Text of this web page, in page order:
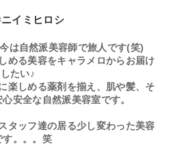
イミヒロシ
は自然派美容師で旅人です(笑)
める美容をキャラメロからお届け
したい♪
楽しめる薬剤を揃え、肌や髪、そ
安全な自然派美容室です。
タッフ達の居る少し変わった美容
す。。。笑